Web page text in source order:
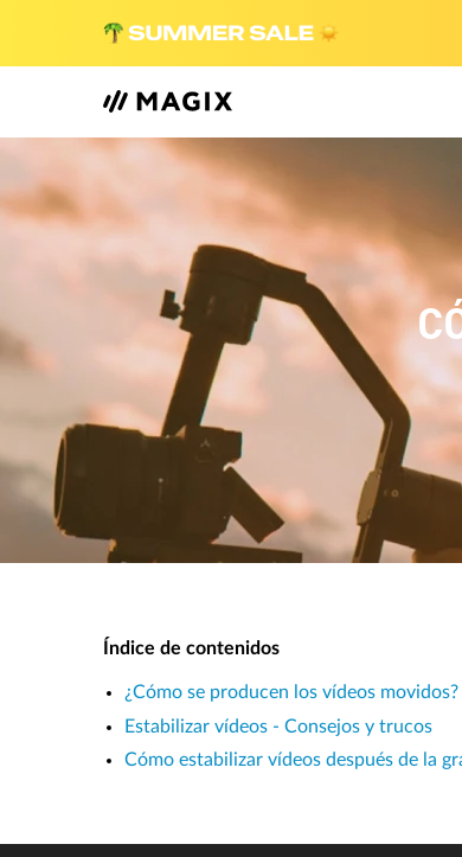
Índice de contenidos
¿Cómo se producen los vídeos movidos?
Estabilizar vídeos - Consejos y trucos
Cómo estabilizar vídeos después de la